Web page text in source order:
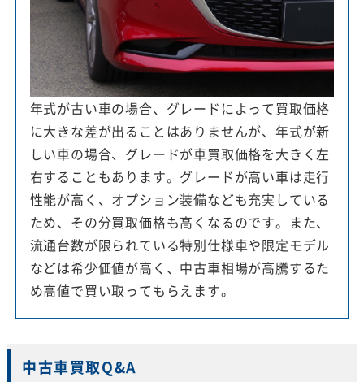
年式が古い車の場合、グレードによって買取価格
に大きな差が出ることはありませんが、年式が新
しい車の場合、グレードが車買取価格を大きく左
右することもあります。グレードが高い車は走行
性能が高く、オプション装備なども充実している
ため、その分買取価格も高くなるのです。また、
流通台数が限られている特別仕様車や限定モデル
などは希少価値が高く、中古車相場が高騰するた
め高値で買い取ってもらえます。
中古車買取Q&A